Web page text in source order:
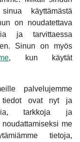
käyttämästä
on noudatettava
ja tarvittaessa
Sinun on myös
, kun käytät
palvelujemme
tiedot ovat nyt ja
tarkkoja ja
me
tietoja,